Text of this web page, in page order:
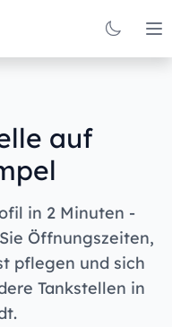
auf
in 2 Minuten -
Öffnungszeiten,
pflegen und sich
Tankstellen in